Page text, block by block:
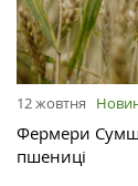
12 жовтня
Фермери
пшениці